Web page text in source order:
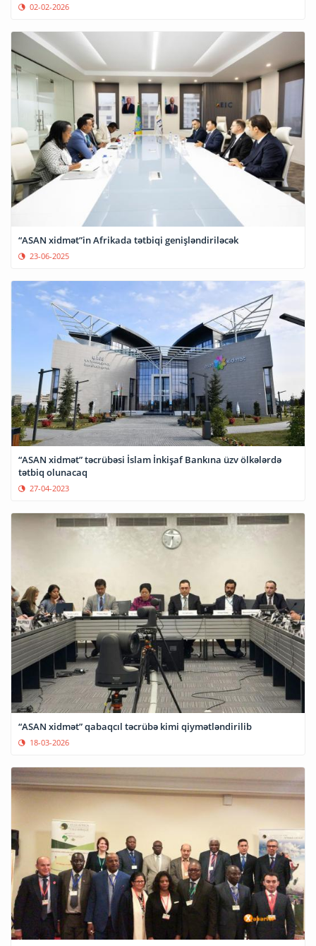
02-02-2026
“ASAN xidmət”in Afrikada tətbiqi genişləndiriləcək
23-06-2025
“ASAN xidmət” təcrübəsi İslam İnkişaf Bankına üzv ölkələrdə
tətbiq olunacaq
27-04-2023
“ASAN xidmət” qabaqcıl təcrübə kimi qiymətləndirilib
18-03-2026